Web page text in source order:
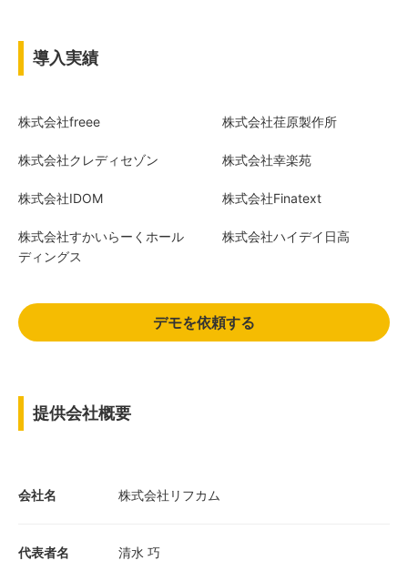
導入実績
株式会社freee 株式会社荏原製作所
株式会社クレディセゾン 株式会社幸楽苑
株式会社IDOM 株式会社Finatext
株式会社すかいらーくホール
ディングス
株式会社ハイデイ日高
デモを依頼する
提供会社概要
会社名 株式会社リフカム
代表者名 清水 巧